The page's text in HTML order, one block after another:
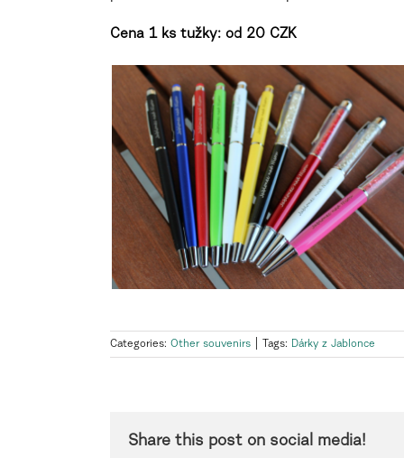
Cena 1 ks tužky: od 20 CZK
Categories: Other souvenirs Tags: Dárky z Jablonce
Share this post on social media!